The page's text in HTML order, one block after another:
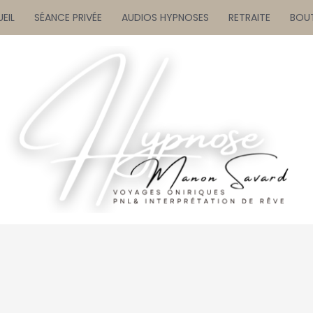
SÉANCE PRIVÉE AUDIOS HYPNOSES RETRAITE